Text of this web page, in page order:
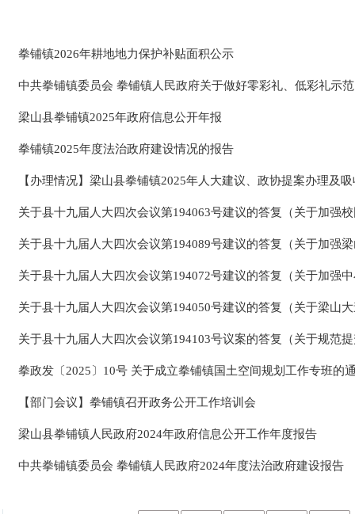
拳铺镇2026年耕地地力保护补贴面积公示
中共拳铺镇委员会 拳铺镇人民政府关于做好零彩礼、低彩礼示
梁山县拳铺镇2025年政府信息公开年报
拳铺镇2025年度法治政府建设情况的报告
【办理情况】梁山县拳铺镇2025年人大建议、政协提案办理及
拳政发〔2025〕10号 关于成立拳铺镇国土空间规划工作专班的
【部门会议】拳铺镇召开政务公开工作培训会
梁山县拳铺镇人民政府2024年政府信息公开工作年度报告
中共拳铺镇委员会 拳铺镇人民政府2024年度法治政府建设报告